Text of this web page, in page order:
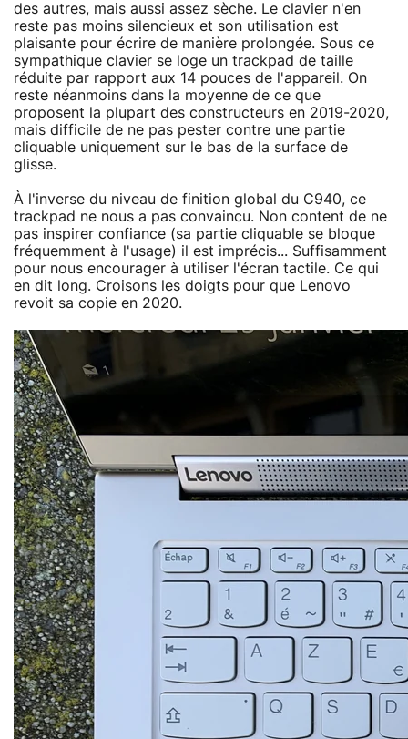
des autres, mais aussi assez sèche. Le clavier n'en
reste pas moins silencieux et son utilisation est
plaisante pour écrire de manière prolongée. Sous ce
sympathique clavier se loge un trackpad de taille
réduite par rapport aux 14 pouces de l'appareil. On
reste néanmoins dans la moyenne de ce que
proposent la plupart des constructeurs en 2019-2020,
mais difficile de ne pas pester contre une partie
cliquable uniquement sur le bas de la surface de
glisse.
À l'inverse du niveau de finition global du C940, ce
trackpad ne nous a pas convaincu. Non content de ne
pas inspirer confiance (sa partie cliquable se bloque
fréquemment à l'usage) il est imprécis... Suffisamment
pour nous encourager à utiliser l'écran tactile. Ce qui
en dit long. Croisons les doigts pour que Lenovo
revoit sa copie en 2020.